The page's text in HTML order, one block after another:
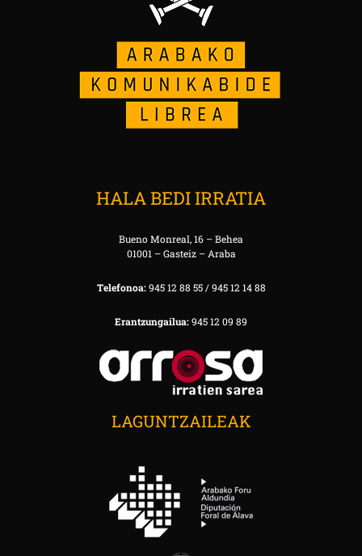
HALA BEDI IRRATIA
Bueno Monreal, 16 – Behea
01001 – Gasteiz – Araba
Telefonoa:945 12 88 55 / 945 12 14 88
Erantzungailua:945 12 09 89
LAGUNTZAILEAK